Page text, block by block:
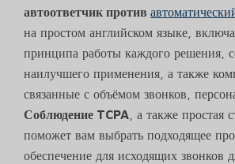
автоответчик против
на простом английском языке,
принципа работы каждого решения,
наилучшего применения, а также
связанные с объёмом звонков,
Соблюдение TCPA , а также простая
поможет вам выбрать подходящее
обеспечение для исходящих звонков